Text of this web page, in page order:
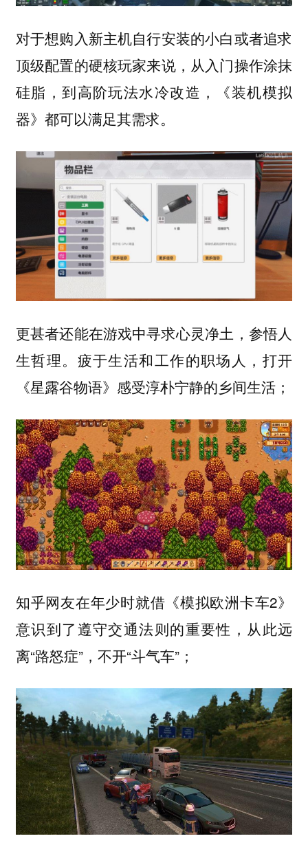
对于想购入新主机自行安装的小白或者追求
顶级配置的硬核玩家来说，从入门操作涂抹
硅脂，到高阶玩法水冷改造，《装机模拟
器》都可以满足其需求。
更甚者还能在游戏中寻求心灵净土，参悟人
生哲理。疲于生活和工作的职场人，打开
《星露谷物语》感受淳朴宁静的乡间生活；
知乎网友在年少时就借《模拟欧洲卡车2》
意识到了遵守交通法则的重要性，从此远
离“路怒症”，不开“斗气车”；